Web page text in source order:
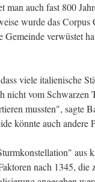
man auch fast 800
wurde das
Gemeinde verwüstet
viele italienische
nicht vom
mussten", sagte
könnte auch andere
nach 1345, die